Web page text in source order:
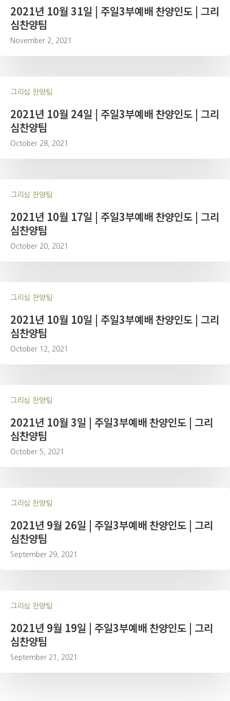
2021년 10월 31일 | 주일3부예배 찬양인도 | 그리
심찬양팀
November 2, 2021
그리심 찬양팀
2021년 10월 24일 | 주일3부예배 찬양인도 | 그리
심찬양팀
October 28, 2021
그리심 찬양팀
2021년 10월 17일 | 주일3부예배 찬양인도 | 그리
심찬양팀
October 20, 2021
그리심 찬양팀
2021년 10월 10일 | 주일3부예배 찬양인도 | 그리
심찬양팀
October 12, 2021
그리심 찬양팀
2021년 10월 3일 | 주일3부예배 찬양인도 | 그리
심찬양팀
October 5, 2021
그리심 찬양팀
2021년 9월 26일 | 주일3부예배 찬양인도 | 그리
심찬양팀
September 29, 2021
그리심 찬양팀
2021년 9월 19일 | 주일3부예배 찬양인도 | 그리
심찬양팀
September 21, 2021